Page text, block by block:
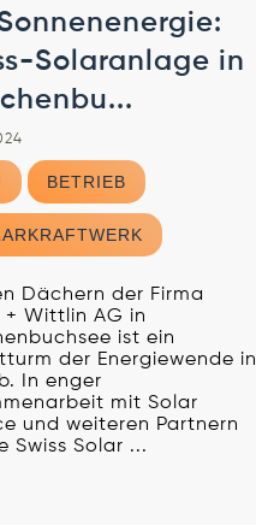
Solaranlage in
BETRIEB
Dächern der Firma
+ Wittlin AG in
ist ein
der Energiewende in
In enger
mit Solar
und weiteren Partnern
Swiss Solar ...